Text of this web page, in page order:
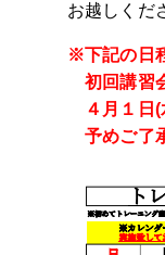
お越しくだ
※下記の日
初回講習
４月１日(
予めご了